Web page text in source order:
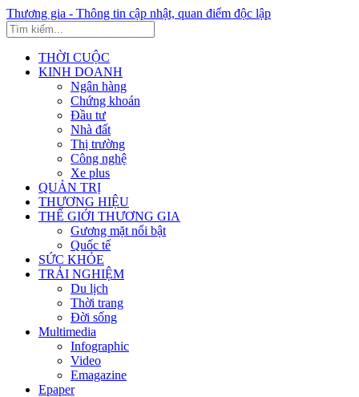
Thương gia - Thông tin cập nhật, quan điểm độc lập
THỜI CUỘC
KINH DOANH
Ngân hàng
Chứng khoán
Đầu tư
Nhà đất
Thị trường
Công nghệ
Xe plus
QUẢN TRỊ
THƯƠNG HIỆU
THẾ GIỚI THƯƠNG GIA
Gương mặt nổi bật
Quốc tế
SỨC KHỎE
TRẢI NGHIỆM
Du lịch
Thời trang
Đời sống
Multimedia
Infographic
Video
Emagazine
Epaper